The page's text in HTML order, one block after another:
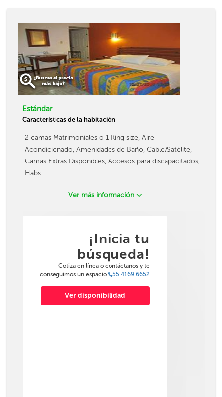
Estándar
Características de la habitación
2 camas Matrimoniales o 1 King size, Aire
Acondicionado, Amenidades de Baño, Cable/Satélite,
Camas Extras Disponibles, Accesos para discapacitados,
Habs
Ver más información
¡Inicia tu
búsqueda!
Cotiza en línea o contáctanos y te
conseguimos un espacio
55 4169 6652
Ver disponibilidad